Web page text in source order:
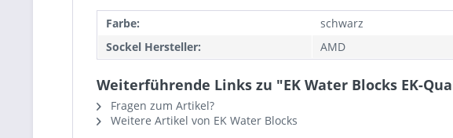
Farbe:
schwarz
Sockel Hersteller:
AMD
Weiterführende Links zu "EK Water Blocks EK-
Fragen zum Artikel?
Weitere Artikel von EK Water Blocks